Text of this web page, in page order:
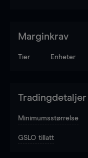
Marginkrav
Tier Enheter
Tradingdetaljer
Minimumsstørrelse
GSLO tillatt